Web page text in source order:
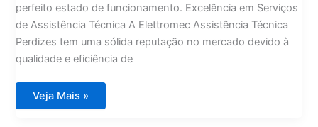
perfeito estado de funcionamento. Excelência em Serviços
de Assistência Técnica A Elettromec Assistência Técnica
Perdizes tem uma sólida reputação no mercado devido à
qualidade e eficiência de
Elettromec
Assistência
Veja Mais »